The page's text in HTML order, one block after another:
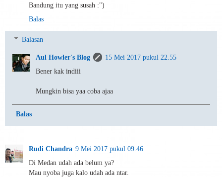
Bandung itu yang susah :")
Balas
Balasan
Aul Howler's Blog
15 Mei 2017 pukul 22.55
Bener kak indiii
Mungkin bisa yaa coba ajaa
Balas
Rudi Chandra 9 Mei 2017 pukul 09.46
Di Medan udah ada belum ya?
Mau nyoba juga kalo udah ada ntar.